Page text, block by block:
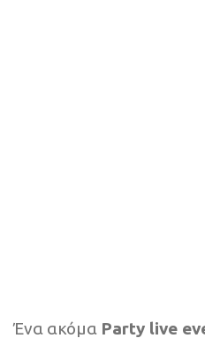
Ένα ακόμα Party live